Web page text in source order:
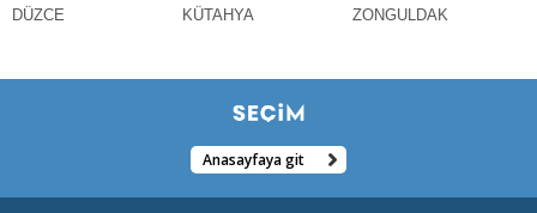
DÜZCE
KÜTAHYA
ZONGULDAK
Anasayfaya git